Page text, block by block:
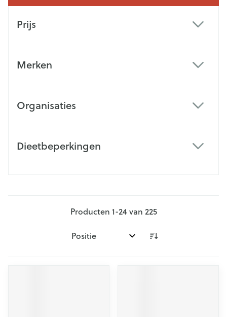
Prijs
Merken
Organisaties
Dieetbeperkingen
Producten 1-24van 225
Sorteer op: